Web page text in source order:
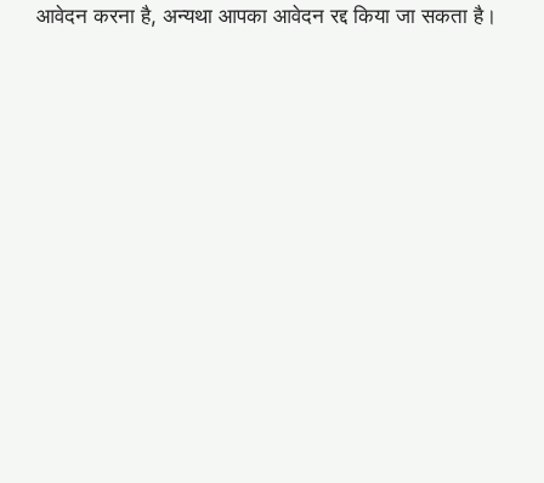
आवेदन करना है, अन्यथा आपका आवेदन रद्द किया जा सकता है।